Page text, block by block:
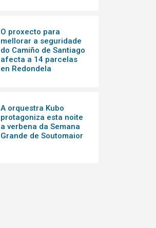
O proxecto para
mellorar a seguridade
do Camiño de Santiago
afecta a 14 parcelas
en Redondela
A orquestra Kubo
protagoniza esta noite
a verbena da Semana
Grande de Soutomaior